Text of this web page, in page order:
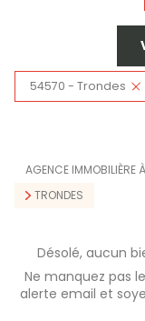
54570 - Trondes
AGENCE IMMOBILIÈRE
TRONDES
Désolé, aucun
Ne manquez pas
alerte email et